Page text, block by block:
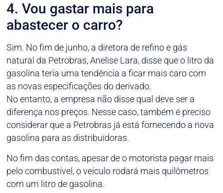
4. Vou gastar mais para
abastecer o carro?
Sim. No fim de junho, a diretora de refino e gás
natural da Petrobras, Anelise Lara, disse que o litro da
gasolina teria uma tendência a ficar mais caro com
as novas especificações do derivado.
No entanto, a empresa não disse qual deve ser a
diferença nos preços. Nesse caso, também é preciso
considerar que a Petrobras já está fornecendo a nova
gasolina para as distribuidoras.
No fim das contas, apesar de o motorista pagar mais
pelo combustível, o veículo rodará mais quilômetros
com um litro de gasolina.